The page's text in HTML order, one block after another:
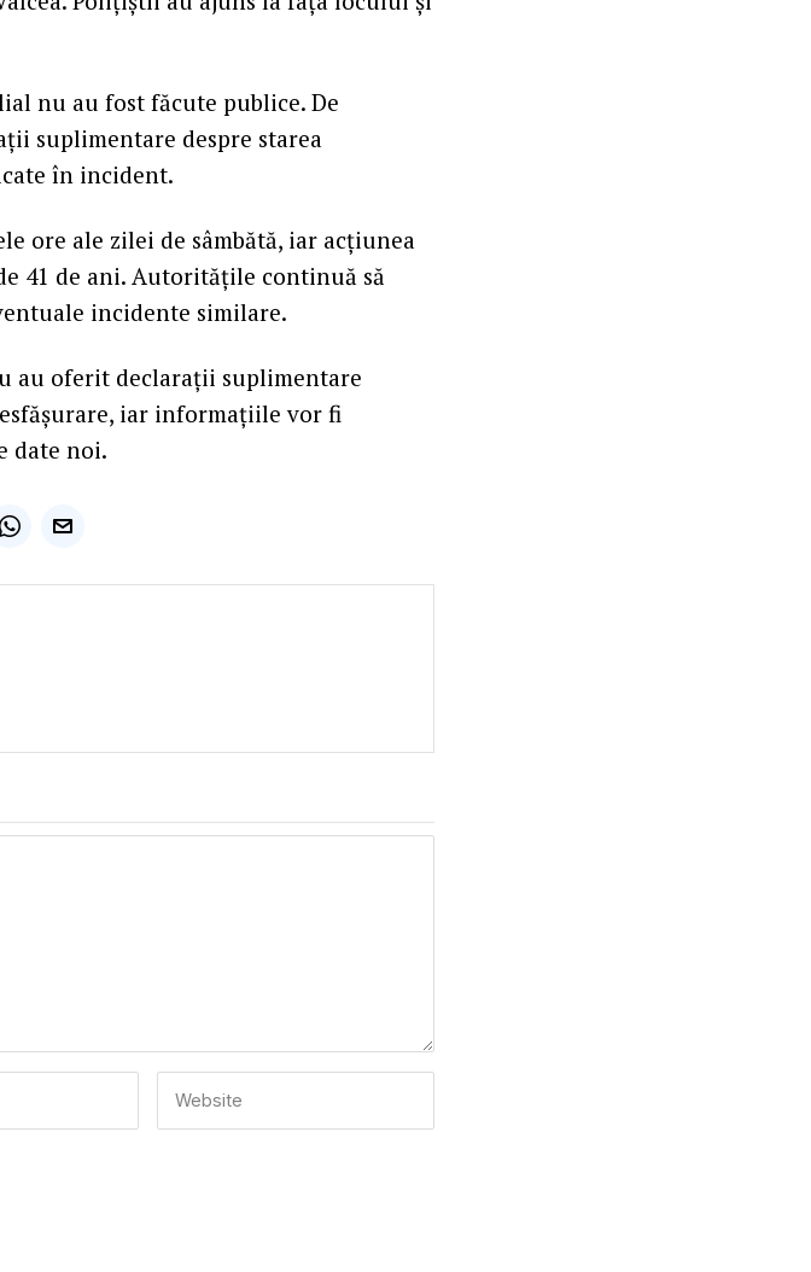
nu au fost făcute publice. De
suplimentare despre starea
în incident.
ore ale zilei de sâmbătă, iar acțiunea
41 de ani. Autoritățile continuă să
incidente similare.
au oferit declarații suplimentare
iar informațiile vor fi
date noi.